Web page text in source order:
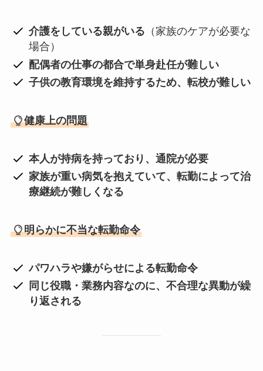
介護をしている親がいる （家族のケアが必要な
場合）
配偶者の仕事の都合で単身赴任が難しい
子供の教育環境を維持するため、転校が難しい
健康上の問題
本人が持病を持っており、通院が必要
家族が重い病気を抱えていて、転勤によって治
療継続が難しくなる
明らかに不当な転勤命令
パワハラや嫌がらせによる転勤命令
同じ役職・業務内容なのに、不合理な異動が繰
り返される